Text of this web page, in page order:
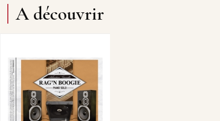
Mist (Bix Beiderbecke) • Carolina Shout (James P.
Johnson) • Chantecler Rag (Claude Bolling) • The Jazz
Master (Billy Mayerl) • Pastime Rag 1 (Artie Matthews) •
Boogie (Claude Bolling) • 3/4 6/8 Boogie (Claude Bolling) •
Just Jokin’ (Claude Bolling) • Sweet Georgia Brown (M.
Pinkard - B. Bernie) • The Daylight delight Boogie (Claude
Bolling) • S.F.P. Boogie (Claude Bolling).
A découvrir